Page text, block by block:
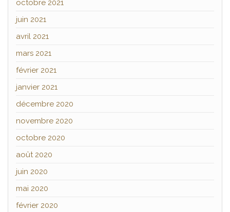
octobre 2021
juin 2021
avril 2021
mars 2021
février 2021
janvier 2021
décembre 2020
novembre 2020
octobre 2020
août 2020
juin 2020
mai 2020
février 2020